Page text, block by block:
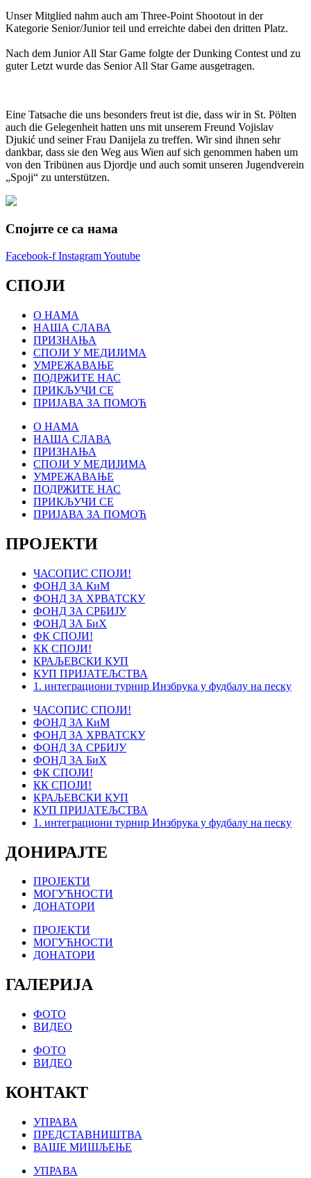
Unser Mitglied nahm auch am Three-Point Shootout in der
Kategorie Senior/Junior teil und erreichte dabei den dritten Platz.
Nach dem Junior All Star Game folgte der Dunking Contest und zu
guter Letzt wurde das Senior All Star Game ausgetragen.
Eine Tatsache die uns besonders freut ist die, dass wir in St. Pölten
auch die Gelegenheit hatten uns mit unserem Freund Vojislav
Djukić und seiner Frau Danijela zu treffen. Wir sind ihnen sehr
dankbar, dass sie den Weg aus Wien auf sich genommen haben um
von den Tribünen aus Djordje und auch somit unseren Jugendverein
„Spoji“ zu unterstützen.
Спојите се са нама
Facebook-f InstagramYoutube
СПОЈИ
О НАМА
НАША СЛАВА
ПРИЗНАЊА
СПОЈИ У МЕДИЈИМА
УМРЕЖАВАЊЕ
ПОДРЖИТЕ НАС
ПРИКЉУЧИ СЕ
ПРИЈАВА ЗА ПОМОЋ
О НАМА
НАША СЛАВА
ПРИЗНАЊА
СПОЈИ У МЕДИЈИМА
УМРЕЖАВАЊЕ
ПОДРЖИТЕ НАС
ПРИКЉУЧИ СЕ
ПРИЈАВА ЗА ПОМОЋ
ПРОЈЕКТИ
ЧАСОПИС СПОЈИ!
ФОНД ЗА КиМ
ФОНД ЗА ХРВАТСКУ
ФОНД ЗА СРБИЈУ
ФОНД ЗА БиХ
ФК СПОЈИ!
КК СПОЈИ!
КРАЉЕВСКИ КУП
КУП ПРИЈАТЕЉСТВА
1. интеграциони турнир Инзбрука у фудбалу на песку
ЧАСОПИС СПОЈИ!
ФОНД ЗА КиМ
ФОНД ЗА ХРВАТСКУ
ФОНД ЗА СРБИЈУ
ФОНД ЗА БиХ
ФК СПОЈИ!
КК СПОЈИ!
КРАЉЕВСКИ КУП
КУП ПРИЈАТЕЉСТВА
1. интеграциони турнир Инзбрука у фудбалу на песку
ДОНИРАЈТЕ
ПРОЈЕКТИ
МОГУЋНОСТИ
ДОНАТОРИ
ПРОЈЕКТИ
МОГУЋНОСТИ
ДОНАТОРИ
ГАЛЕРИЈА
ФОТО
ВИДЕО
ФОТО
ВИДЕО
КОНТАКТ
УПРАВА
ПРЕДСТАВНИШТВА
ВАШЕ МИШЉЕЊЕ
УПРАВА